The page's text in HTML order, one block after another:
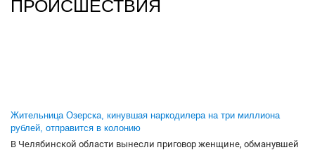
ПРОИСШЕСТВИЯ
Жительница Озерска, кинувшая наркодилера на три миллиона
рублей, отправится в колонию
В Челябинской области вынесли приговор женщине, обманувшей